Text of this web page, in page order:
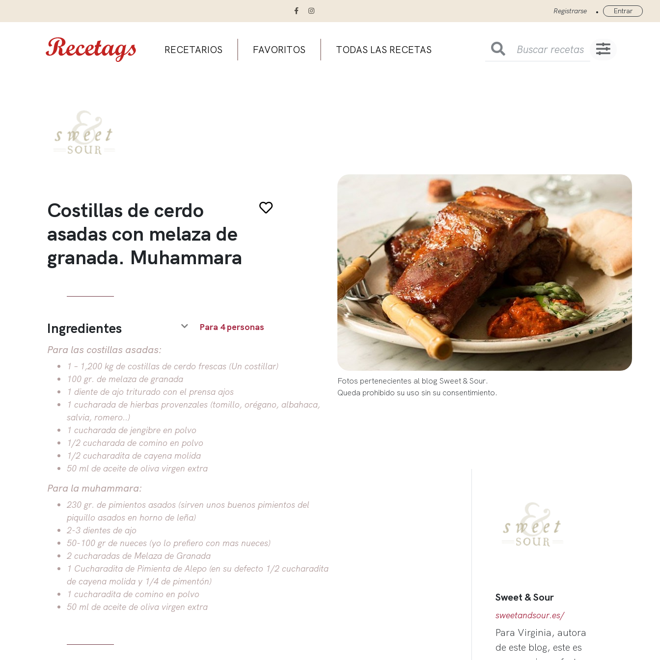
Registrarse • Entrar
RECETARIOS FAVORITOS TODAS LAS RECETAS
Costillas de cerdo
asadas con melaza de
granada. Muhammara
Ingredientes Para 4 personas
Para las costillas asadas:
1 – 1,200 kg de costillas de cerdo frescas (Un costillar)
100 gr. de melaza de granada
1 diente de ajo triturado con el prensa ajos
1 cucharada de hierbas provenzales (tomillo, orégano, albahaca,
salvia, romero..)
1 cucharada de jengibre en polvo
1/2 cucharada de comino en polvo
1/2 cucharadita de cayena molida
50 ml de aceite de oliva virgen extra
Para la muhammara:
230 gr. de pimientos asados (sirven unos buenos pimientos del
piquillo asados en horno de leña)
2-3 dientes de ajo
50-100 gr de nueces (yo lo prefiero con mas nueces)
2 cucharadas de Melaza de Granada
1 Cucharadita de Pimienta de Alepo (en su defecto 1/2 cucharadita
de cayena molida y 1/4 de pimentón)
1 cucharadita de comino en polvo
50 ml de aceite de oliva virgen extra
Fotos pertenecientes al blog Sweet & Sour.
Queda prohibido su uso sin su consentimiento.
Sweet & Sour
sweetandsour.es/
Para Virginia, autora
de este blog, este es